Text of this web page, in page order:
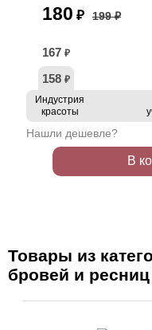
180 ₽ 199 ₽
167 ₽
158 ₽
Индустрия
красоты
Нашли дешевле?
В
Товары из
бровей и ресниц